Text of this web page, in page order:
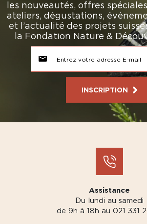
les nouveautés, offres
ateliers, dégustations,
et l’actualité des projets
la Fondation Nature &
INSCRIPTION
Assistance
Du lundi au samedi
de 9h à 18h au 021 331